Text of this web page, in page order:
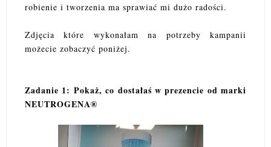
robienie i tworzenia ma sprawiać mi dużo radości.
Zdjęcia które wykonałam na potrzeby kampanii
możecie zobaczyć poniżej.
Zadanie 1: Pokaż, co dostałaś w prezencie od marki
NEUTROGENA®